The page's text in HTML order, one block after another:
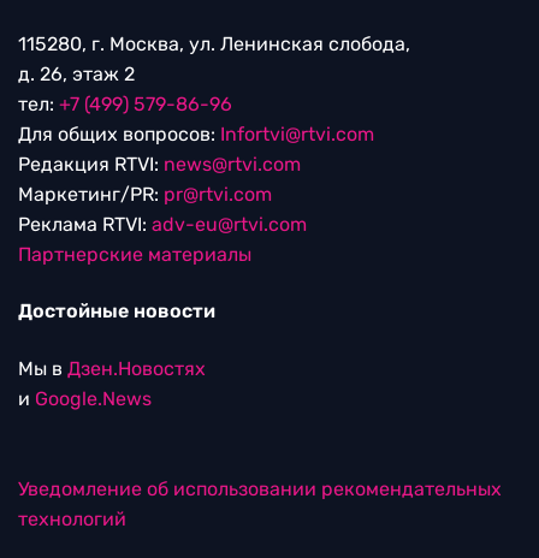
115280, г. Москва, ул. Ленинская слобода,
д. 26, этаж 2
тел: +7 (499) 579-86-96
Для общих вопросов: Infortvi@rtvi.com
Редакция RTVI: news@rtvi.com
Маркетинг/PR: pr@rtvi.com
Реклама RTVI: adv-eu@rtvi.com
Партнерские материалы
Достойные новости
Мы в Дзен.Новостях
и Google.News
Уведомление об использовании рекомендательных
технологий